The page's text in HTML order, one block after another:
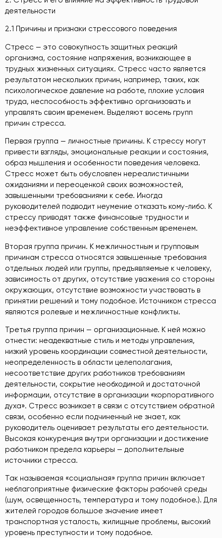
деятельности
2.1 Причины и признаки стрессового поведения
Стресс — это совокупность защитных реакций
организма, состояние напряжения, возникающее в
трудных жизненных ситуациях. Стресс часто является
результатом нескольких причин, например, таких, как
психологическое давление на работе, плохие условия
труда, неспособность эффективно организовать и
управлять своим временем. Выделяют восемь групп
причин стресса.
Первая группа — личностные причины. К стрессу могут
привести взгляды, эмоциональные реакции и состояния,
образ мышления и особенности поведения человека.
Стресс может быть обусловлен нереалистичными
ожиданиями и переоценкой своих возможностей,
завышенными требованиями к себе. Иногда
руководителей подводит неумение отказать кому-либо. К
стрессу приводят также финансовые трудности и
неэффективное управление собственным временем.
Вторая группа причин. К межличностным и групповым
причинам стресса относятся завышенные требования
отдельных людей или группы, предъявляемые к человеку,
зависимость от других, отсутствие уважения со стороны
окружающих, отсутствие возможности участвовать в
принятии решений и тому подобное. Источником стресса
являются ролевые и межличностные конфликты.
Третья группа причин — организационные. К ней можно
отнести: неадекватные стиль и методы управления,
низкий уровень координации совместной деятельности,
неопределенность в области целеполагания,
несоответствие других работников требованиям
деятельности, сокрытие необходимой и достаточной
информации, отсутствие в организации «корпоративного
духа». Стресс возникает в связи с отсутствием обратной
связи, особенно если подчиненный не знает, как
руководитель оценивает результаты его деятельности.
Высокая конкуренция внутри организации и достижение
работником предела карьеры — дополнительные
источники стресса.
Так называемая «социальная» группа причин включает
неблагоприятные физические факторы рабочей среды
(шум, освещенность, температура и тому подобное.). Для
жителей городов большое значение имеет
транспортная усталость, жилищные проблемы, высокий
уровень преступности и тому подобное.